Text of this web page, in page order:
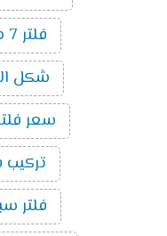
فلتر 7 مراحل بدون موتور
شكل
سعر فلتر
تركيب
فلتر